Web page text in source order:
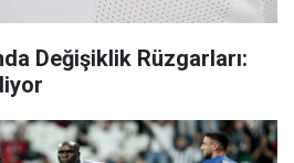
Değişiklik Rüzgarları: